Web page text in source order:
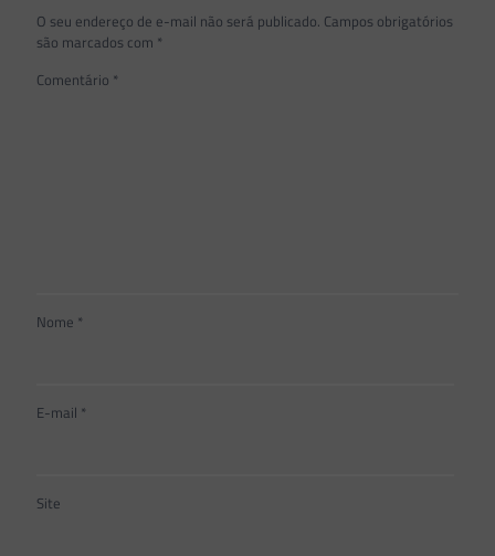
O seu endereço de e-mail não será publicado. Campos obrigatórios
são marcados com *
Comentário *
Nome *
E-mail *
Site